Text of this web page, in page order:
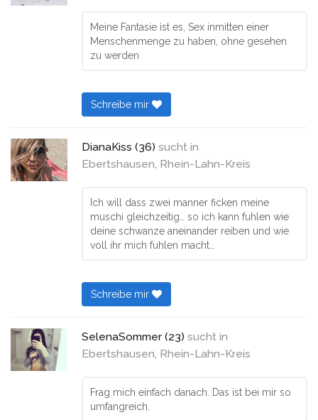
Meine Fantasie ist es, Sex inmitten einer
Menschenmenge zu haben, ohne gesehen
zu werden
Schreibe mir
DianaKiss (36) sucht in
Ebertshausen, Rhein-Lahn-Kreis
Ich will dass zwei manner ficken meine
muschi gleichzeitig… so ich kann fuhlen wie
deine schwanze aneinander reiben und wie
voll ihr mich fuhlen macht…
Schreibe mir
SelenaSommer (23) sucht in
Ebertshausen, Rhein-Lahn-Kreis
Frag mich einfach danach. Das ist bei mir so
umfangreich.